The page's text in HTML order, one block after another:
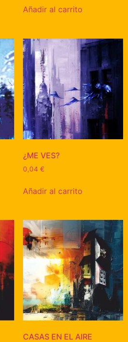
Añadir al carrito
¿ME VES?
0,04 €
Añadir al carrito
CASAS EN EL AIRE